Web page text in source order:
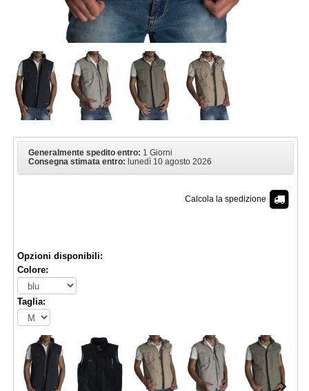
Generalmente spedito entro: 1 Giorni
Consegna stimata entro: lunedì 10 agosto 2026
Calcola la spedizione
Opzioni disponibili:
Colore:
Taglia: